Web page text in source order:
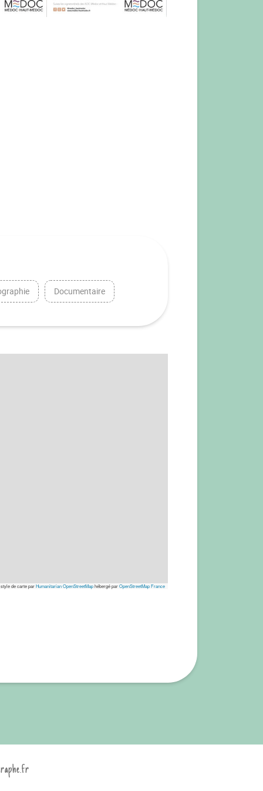
Documentaire
de carte parHumanitarian OpenStreetMaphébergé parOpenStreetMap France